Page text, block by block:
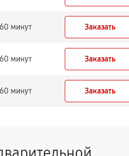
60 минут Заказать
60 минут Заказать
60 минут Заказать